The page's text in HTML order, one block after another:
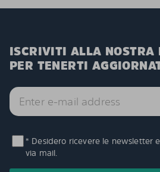
ISCRIVITI ALLA NOSTRA
PER TENERTI
* Desidero ricevere le newsletter
via mail.